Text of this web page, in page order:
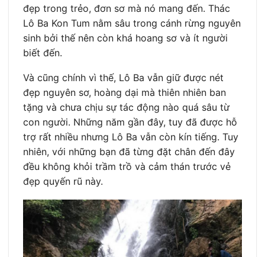
đẹp trong trẻo, đơn sơ mà nó mang đến. Thác
Lô Ba Kon Tum nằm sâu trong cánh rừng nguyên
sinh bởi thế nên còn khá hoang sơ và ít người
biết đến.
Và cũng chính vì thế, Lô Ba vẫn giữ được nét
đẹp nguyên sơ, hoàng dại mà thiên nhiên ban
tặng và chưa chịu sự tác động nào quá sâu từ
con người. Những năm gần đây, tuy đã được hỗ
trợ rất nhiều nhưng Lô Ba vẫn còn kín tiếng. Tuy
nhiên, với những bạn đã từng đặt chân đến đây
đều không khỏi trầm trồ và cảm thán trước vẻ
đẹp quyến rũ này.